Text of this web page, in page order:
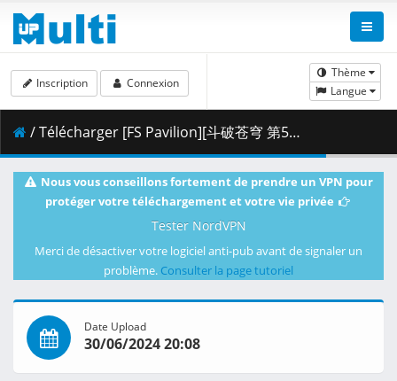
Thème
Langue
Inscription Connexion
/ Télécharger [FS Pavilion][斗破苍穹 第5季][Battle Through The Heavens 5 - 101 [4K] [322D823E].mkv.003 ( 337.82 MB )
Nous vous conseillons fortement de prendre un VPN pour
protéger votre téléchargement et votre vie privée
Tester NordVPN
Merci de désactiver votre logiciel anti-pub avant de signaler un
problème. Consulter la page tutoriel
Date Upload
30/06/2024 20:08